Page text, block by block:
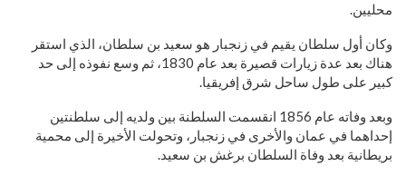
محليين.
وكان أول سلطان يقيم في زنجبار هو سعيد بن سلطان، الذي استقر
هناك بعد عدة زيارات قصيرة بعد عام 1830، ثم وسع نفوذه إلى حد
كبير على طول ساحل شرق إفريقيا.
وبعد وفاته عام 1856 انقسمت السلطنة بين ولديه إلى سلطنتين
إحداهما في عمان والأخرى في زنجبار، وتحولت الأخيرة إلى محمية
بريطانية بعد وفاة السلطان برغش بن سعيد.